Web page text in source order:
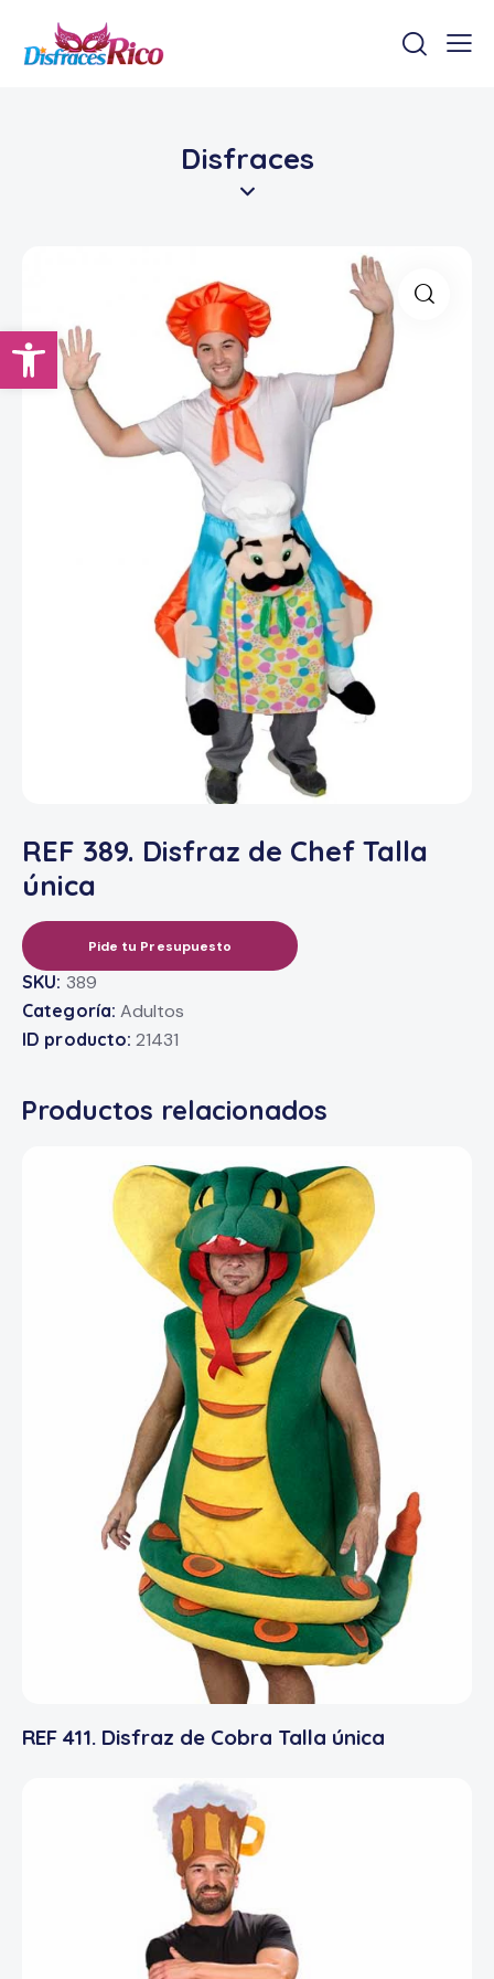
Abrir barra de herramientas
Disfraces
REF 389. Disfraz de Chef Talla
única
Pide tu Presupuesto
SKU: 389
Categoría: Adultos
ID producto: 21431
Productos relacionados
REF 411. Disfraz de Cobra Talla única